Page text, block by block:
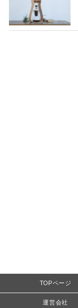
TOPページ
運営会社